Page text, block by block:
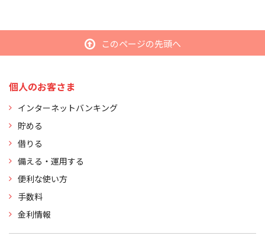
このページの先頭へ
個人のお客さま
インターネットバンキング
貯める
借りる
備える・運用する
便利な使い方
手数料
金利情報